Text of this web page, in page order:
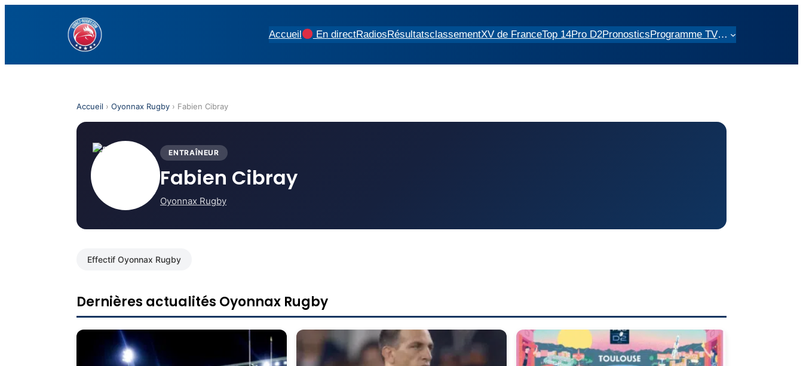
Accueil En directRadiosRésultatsclassementXV de FranceTop 14Pro D2PronosticsProgramme TV…
Accueil › Oyonnax Rugby › Fabien Cibray
ENTRAÎNEUR
Fabien Cibray
Oyonnax Rugby
Effectif Oyonnax Rugby
Dernières actualités Oyonnax Rugby